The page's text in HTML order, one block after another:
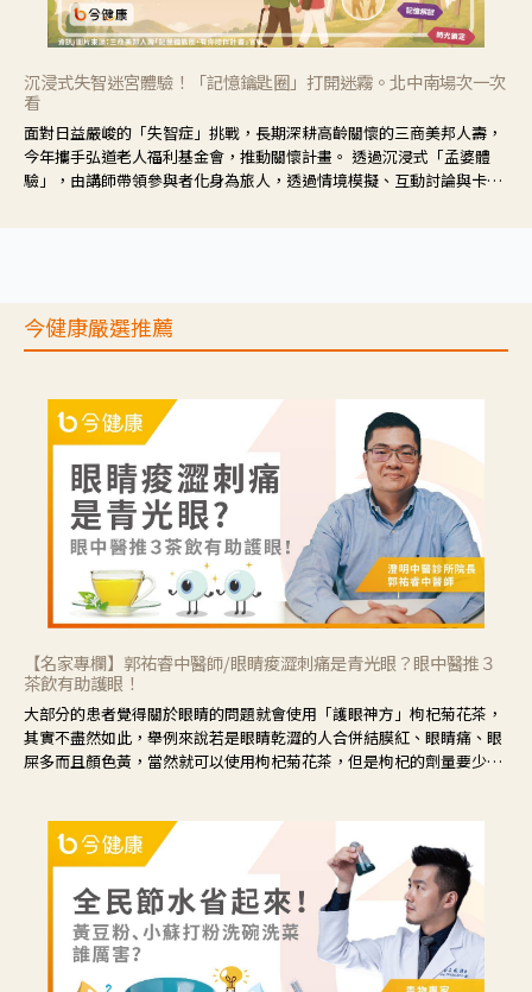
沉浸式失智迷宮體驗！「記憶鑰匙圈」打開迷霧。北中南場次一次
看
面對日益嚴峻的「失智症」挑戰，長期深耕高齡關懷的三商美邦人壽，
今年攜手弘道老人福利基金會，推動關懷計畫。 透過沉浸式「孟婆體
驗」，由講師帶領參與者化身為旅人，透過情境模擬、互動討論與卡牌
今健康嚴選推薦
【名家專欄】郭祐睿中醫師/眼睛痠澀刺痛是青光眼？眼中醫推３
茶飲有助護眼！
大部分的患者覺得關於眼睛的問題就會使用「護眼神方」枸杞菊花茶，
其實不盡然如此，舉例來說若是眼睛乾澀的人合併結膜紅、眼睛痛、眼
屎多而且顏色黃，當然就可以使用枸杞菊花茶，但是枸杞的劑量要少，
候就要使用菊花、金銀花來治療；假如單純的眼睛乾澀，結膜沒有紅，
眼睛周圍沒有眼屎，這種情況是屬於「陰虛」，就可以使用枸杞、蓮
藕、麥門冬、山藥等比較滋潤的藥材，效果就更顯著。